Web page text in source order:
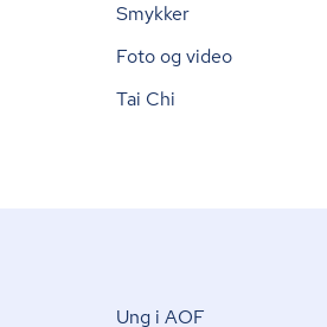
Smykker
Foto og video
Tai Chi
Ung i AOF